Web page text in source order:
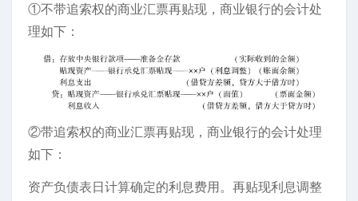
①不带追索权的商业汇票再贴现，商业银行的会计处
理如下：
②带追索权的商业汇票再贴现，商业银行的会计处理
如下：
资产负债表日计算确定的利息费用。再贴现利息调整